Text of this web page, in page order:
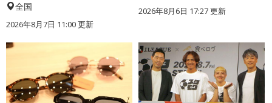
全国
2026年8月7日 11:00更新
2026年8月6日 17:27更新